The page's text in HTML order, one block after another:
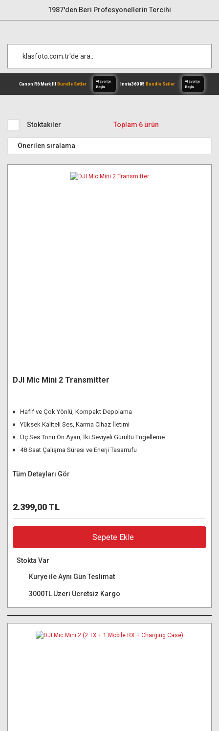
1987'den Beri Profesyonellerin Tercihi
Canon R6 Mark IIIBundle Setler
Stoktakiler Toplam 6 ürün
DJI Mic Mini 2 Transmitter
Hafif ve Çok Yönlü, Kompakt Depolama
Yüksek Kaliteli Ses, Karma Cihaz İletimi
Üç Ses Tonu Ön Ayarı, İki Seviyeli Gürültü Engelleme
48 Saat Çalışma Süresi ve Enerji Tasarrufu
Tüm Detayları Gör
2.399,00 TL
Sepete Ekle
Stokta Var
Kurye ile Aynı Gün Teslimat
3000TL Üzeri Ücretsiz Kargo